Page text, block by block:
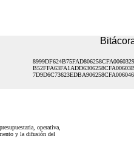
operativa,
y la difusión del